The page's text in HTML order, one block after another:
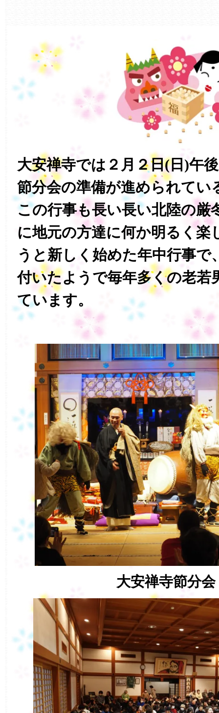
大安禅寺では２月２日(日)午
節分会の準備が進められてい
この行事も長い長い北陸の厳
に地元の方達に何か明るく楽
うと新しく始めた年中行事で
付いたようで毎年多くの老若
ています。
大安禅寺節分